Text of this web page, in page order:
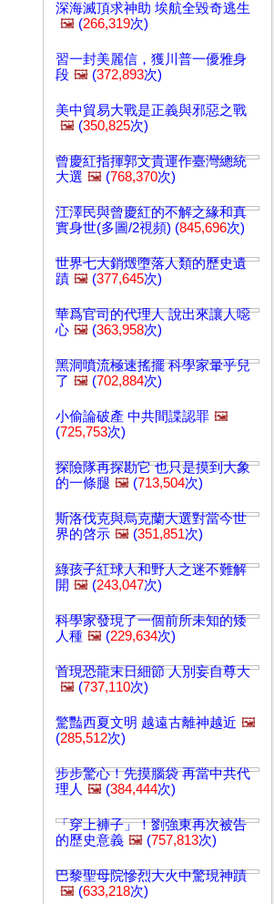
深海滅頂求神助 埃航全毀奇逃生
🖼️ (266,319次)
習一封美麗信，獲川普一優雅身
段 🖼️ (372,893次)
美中貿易大戰是正義與邪惡之戰
🖼️ (350,825次)
曾慶紅指揮郭文貴運作臺灣總統
大選 🖼️ (768,370次)
江澤民與曾慶紅的不解之緣和真
實身世(多圖/2視頻) (845,696次)
世界七大銷燬墮落人類的歷史遺
蹟 🖼️ (377,645次)
華爲官司的代理人 說出來讓人噁
心 🖼️ (363,958次)
黑洞噴流極速搖擺 科學家暈乎兒
了 🖼️ (702,884次)
小偷論破產 中共間諜認罪 🖼️
(725,753次)
探險隊再探勘它 也只是摸到大象
的一條腿 🖼️ (713,504次)
斯洛伐克與烏克蘭大選對當今世
界的啓示 🖼️ (351,851次)
綠孩子紅球人和野人之迷不難解
開 🖼️ (243,047次)
科學家發現了一個前所未知的矮
人種 🖼️ (229,634次)
首現恐龍末日細節 人別妄自尊大
🖼️ (737,110次)
驚豔西夏文明 越遠古離神越近 🖼️
(285,512次)
步步驚心！先摸腦袋 再當中共代
理人 🖼️ (384,444次)
「穿上褲子」！劉強東再次被告
的歷史意義 🖼️ (757,813次)
巴黎聖母院慘烈大火中驚現神蹟
🖼️ (633,218次)